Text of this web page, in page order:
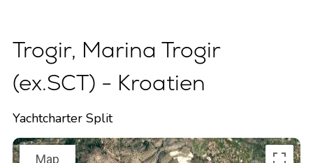
Trogir, Marina Trogir
(ex.SCT) - Kroatien
Yachtcharter Split
Map